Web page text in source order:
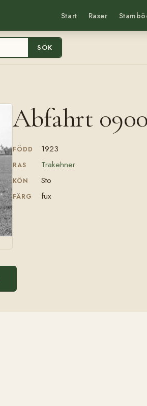
Start Raser
SÖK
Abfahrt
FÖDD 1923
RAS Trakehner
KÖN Sto
FÄRG fux